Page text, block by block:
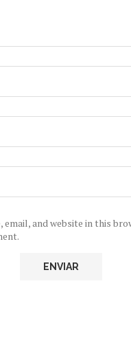
email, and website in this